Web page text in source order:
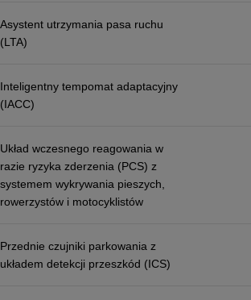
Asystent utrzymania pasa ruchu
(LTA)
Inteligentny tempomat adaptacyjny
(IACC)
Układ wczesnego reagowania w
razie ryzyka zderzenia (PCS) z
systemem wykrywania pieszych,
rowerzystów i motocyklistów
Przednie czujniki parkowania z
układem detekcji przeszkód (ICS)